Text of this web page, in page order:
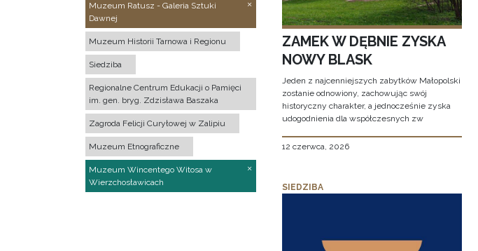
Muzeum Ratusz - Galeria Sztuki
Dawnej
Muzeum Historii Tarnowa i Regionu
Siedziba
Regionalne Centrum Edukacji o Pamięci
im. gen. bryg. Zdzisława Baszaka
Zagroda Felicji Curyłowej w Zalipiu
Muzeum Etnograficzne
Muzeum Wincentego Witosa w
Wierzchosławicach
ZAMEK W DĘBNIE ZYSKA
NOWY BLASK
Jeden z najcenniejszych zabytków Małopolski
zostanie odnowiony, zachowując swój
historyczny charakter, a jednocześnie zyska
udogodnienia dla współczesnych zw
12 czerwca, 2026
SIEDZIBA